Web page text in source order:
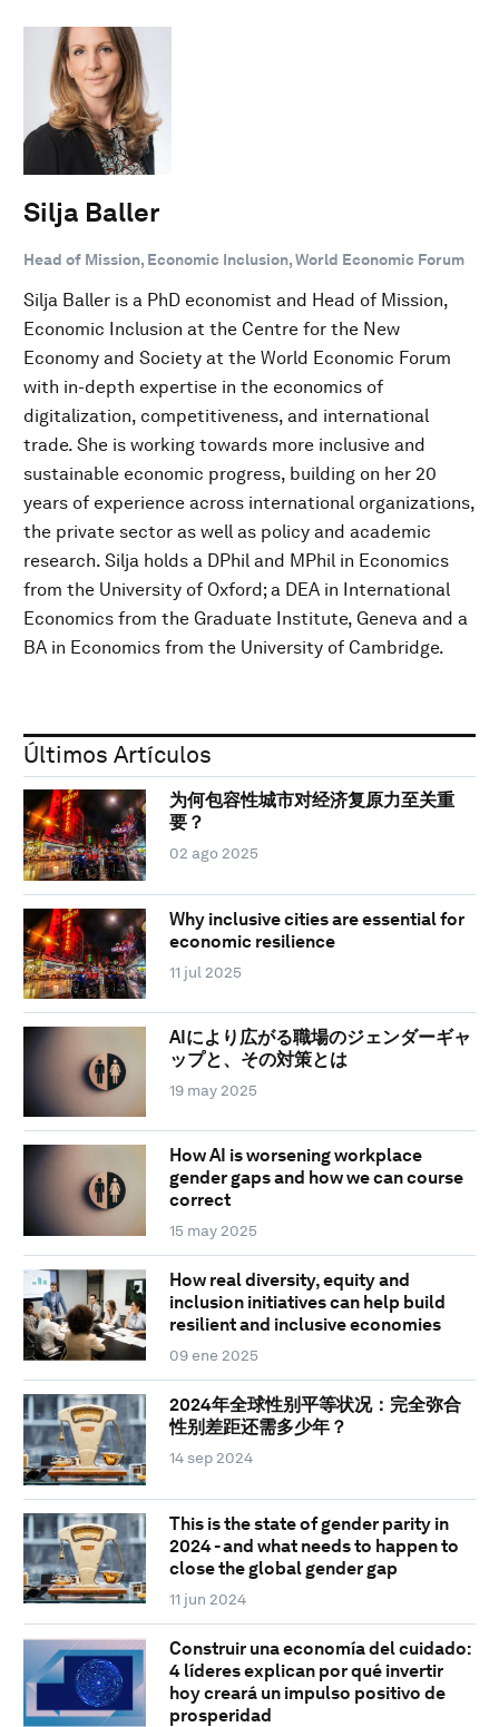
Silja Baller
Head of Mission, Economic Inclusion, World Economic Forum
Silja Baller is a PhD economist and Head of Mission,
Economic Inclusion at the Centre for the New
Economy and Society at the World Economic Forum
with in-depth expertise in the economics of
digitalization, competitiveness, and international
trade. She is working towards more inclusive and
sustainable economic progress, building on her 20
years of experience across international organizations,
the private sector as well as policy and academic
research. Silja holds a DPhil and MPhil in Economics
from the University of Oxford; a DEA in International
Economics from the Graduate Institute, Geneva and a
BA in Economics from the University of Cambridge.
Últimos Artículos
为何包容性城市对经济复原力至关重
要？
02 ago 2025
Why inclusive cities are essential for
economic resilience
11 jul 2025
AIにより広がる職場のジェンダーギャ
ップと、その対策とは
19 may 2025
How AI is worsening workplace
gender gaps and how we can course
correct
15 may 2025
How real diversity, equity and
inclusion initiatives can help build
resilient and inclusive economies
09 ene 2025
2024年全球性别平等状况：完全弥合
性别差距还需多少年？
14 sep 2024
This is the state of gender parity in
2024 - and what needs to happen to
close the global gender gap
11 jun 2024
Construir una economía del cuidado:
4 líderes explican por qué invertir
hoy creará un impulso positivo de
prosperidad